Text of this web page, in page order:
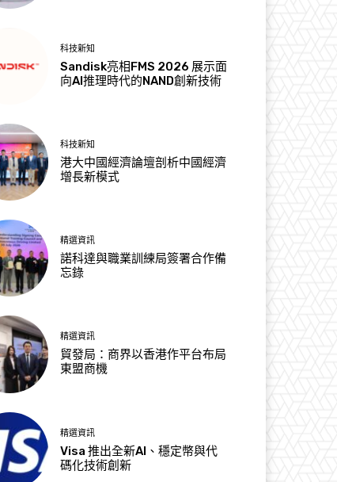
科技新知
Sandisk亮相FMS 2026 展示面
向AI推理時代的NAND創新技術
科技新知
港大中國經濟論壇剖析中國經濟
增長新模式
精選資訊
諾科達與職業訓練局簽署合作備
忘錄
精選資訊
貿發局：商界以香港作平台布局
東盟商機
精選資訊
Visa 推出全新AI、穩定幣與代
碼化技術創新